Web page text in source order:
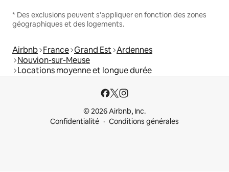
* Des exclusions peuvent s'appliquer en fonction des zones
géographiques et des logements.
Airbnb France Grand Est Ardennes
Nouvion-sur-Meuse
Locations moyenne et longue durée
© 2026 Airbnb, Inc.
Confidentialité
Conditions générales